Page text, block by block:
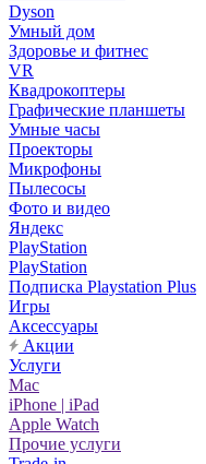
Dyson
Умный дом
Здоровье и фитнес
VR
Квадрокоптеры
Графические планшеты
Умные часы
Проекторы
Микрофоны
Пылесосы
Фото и видео
Яндекс
PlayStation
PlayStation
Подписка Playstation Plus
Игры
Аксессуары
Акции
Услуги
Mac
iPhone | iPad
Apple Watch
Прочие услуги